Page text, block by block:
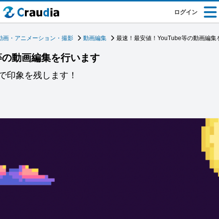
ログイン
画・アニメーション・撮影 動画編集 最速！最安値！YouTube等の動画編集
動画編集を行います
印象を残します！